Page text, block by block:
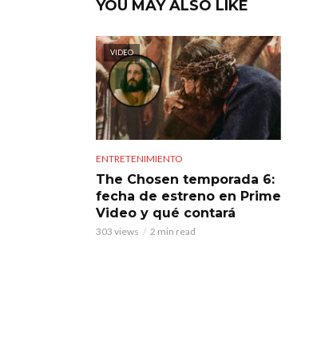
YOU MAY ALSO LIKE
VIDEO
ENTRETENIMIENTO
The Chosen temporada 6:
fecha de estreno en Prime
Video y qué contará
303 views 2 min read